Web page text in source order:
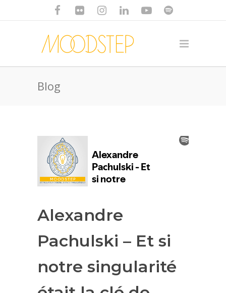
Blog
Alexandre
Pachulski – Et si
notre singularité